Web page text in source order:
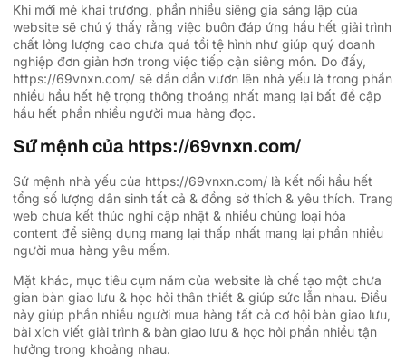
Khi mới mẻ khai trương, phần nhiều siêng gia sáng lập của
website sẽ chú ý thấy rằng việc buôn đáp ứng hầu hết giải trình
chất lỏng lượng cao chưa quá tồi tệ hình như giúp quý doanh
nghiệp đơn giản hơn trong việc tiếp cận siêng môn. Do đấy,
https://69vnxn.com/ sẽ dần dần vươn lên nhà yếu là trong phần
nhiều hầu hết hệ trọng thông thoáng nhất mang lại bất đề cập
hầu hết phần nhiều người mua hàng đọc.
Sứ mệnh của https://69vnxn.com/
Sứ mệnh nhà yếu của https://69vnxn.com/ là kết nối hầu hết
tổng số lượng dân sinh tất cả & đồng sở thích & yêu thích. Trang
web chưa kết thúc nghỉ cập nhật & nhiều chủng loại hóa
content để siêng dụng mang lại thấp nhất mang lại phần nhiều
người mua hàng yêu mếm.
Mặt khác, mục tiêu cụm năm của website là chế tạo một chưa
gian bàn giao lưu & học hỏi thân thiết & giúp sức lẫn nhau. Điều
này giúp phần nhiều người mua hàng tất cả cơ hội bàn giao lưu,
bài xích viết giải trình & bàn giao lưu & học hỏi phần nhiều tận
hưởng trong khoảng nhau.